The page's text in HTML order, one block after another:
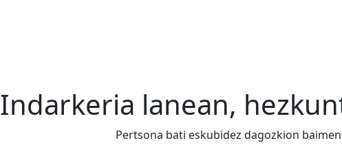
Indarkeria lanean,
Pertsona bati eskubidez dagozkion